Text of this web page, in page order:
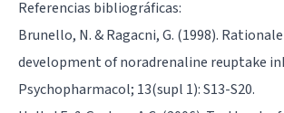
Referencias bibliográficas:
Brunello, N. & Ragacni, G. (1998).
development of noradrenaline reuptake
Psychopharmacol; 13(supl 1): S13-S20.